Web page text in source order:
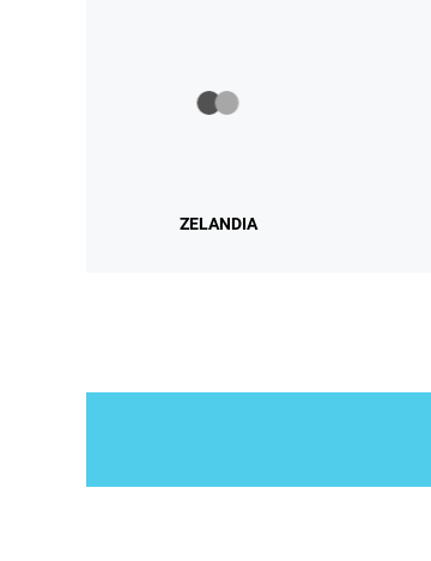
ZELANDIA